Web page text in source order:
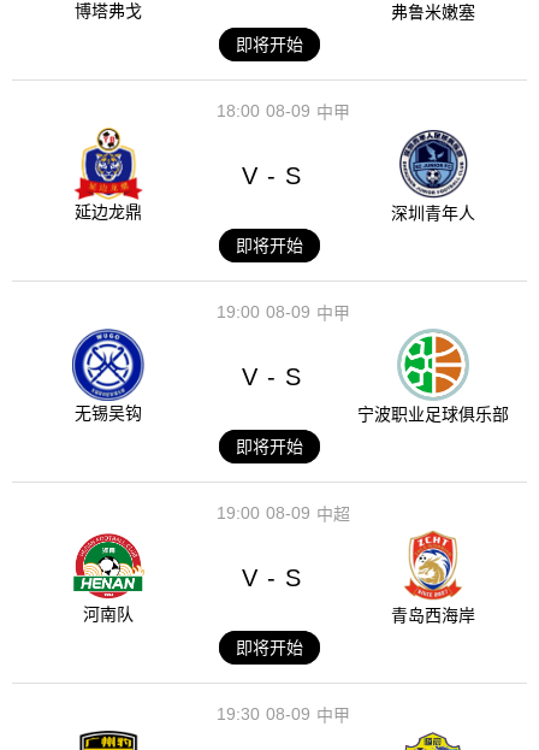
博塔弗戈
弗鲁米嫩塞
即将开始
08-09
18:00 中甲
延边龙鼎
V - S
深圳青年人
即将开始
08-09
19:00 中甲
无锡吴钩
V - S
宁波职业足球俱乐部
即将开始
08-09
19:00 中超
河南队
V - S
青岛西海岸
即将开始
08-09
19:30 中甲